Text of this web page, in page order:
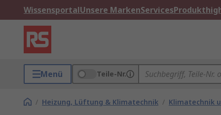
WissensportalUnsere MarkenServices
Menü Teile-Nr.
/ Heizung, Lüftung & Klimatechnik / Klimatechnik